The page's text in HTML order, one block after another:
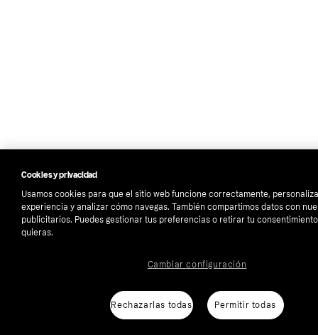
Cookies y privacidad
Usamos cookies para que el sitio web funcione correctamente,
experiencia y analizar cómo navegas. También compartimos datos con
publicitarios. Puedes gestionar tus preferencias o retirar tu
quieras.
Rechazarlas todas Permitir todas
Cambiar configuración